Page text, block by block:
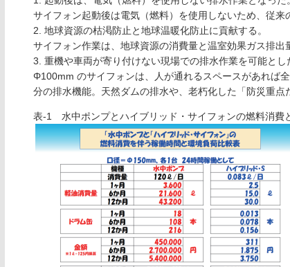
サイフォン起動後は電気（燃料）を使用しないため、従
2. 地球資源の枯渇防止と地球温暖化防止に貢献する。
サイフォン作業は、地球資源の消費量と温室効果ガス排
3. 重機や車両が寄り付けない現場での排水作業を可能とし
Φ100mm のサイフォンは、人が通れるスペースがあれば
分の排水機能。天然ダムの排水や、老朽化した「防災重
表-1 水中ポンプとハイブリッド・サイフォンの燃料消費